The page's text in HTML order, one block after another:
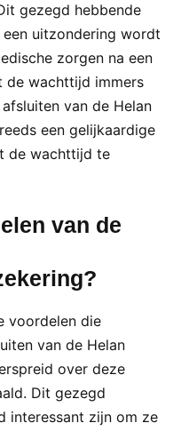
gezegd hebbende
uitzondering wordt
zorgen na een
de wachttijd immers
van de Helan
reeds een gelijkaardige
de wachttijd te
van de
voordelen die
van de Helan
over deze
Dit gezegd
interessant zijn om ze